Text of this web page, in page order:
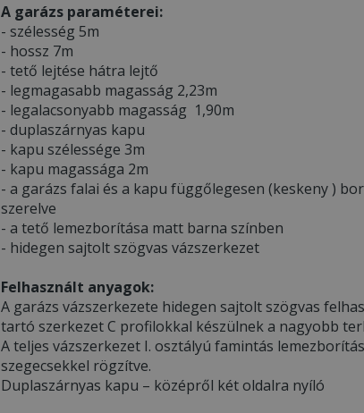
A garázs paraméterei:
- szélesség 5m
- hossz 7m
- tető lejtése hátra lejtő
- legmagasabb magasság 2,23m
- legalacsonyabb magasság 1,90m
- duplaszárnyas kapu
- kapu szélessége 3m
- kapu magassága 2m
- a garázs falai és a kapu függőlegesen (keskeny )
szerelve
- a tető lemezborítása matt barna színben
- hidegen sajtolt szögvas vázszerkezet
Felhasznált anyagok:
A garázs vázszerkezete hidegen sajtolt szögvas
tartó szerkezet C profilokkal készülnek a nagyobb
A teljes vázszerkezet I. osztályú famintás
szegecsekkel rögzítve.
Duplaszárnyas kapu – középről két oldalra nyíló